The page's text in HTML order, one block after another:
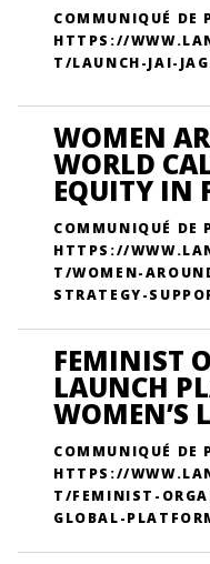
COMMUNIQUÉ DE
HTTPS://
T/LAUNCH-JAI-
WOMEN
WORLD
EQUITY IN
COMMUNIQUÉ DE
HTTPS://
T/WOMEN-
STRATEGY-
FEMINIST
LAUNCH
WOMEN’S
COMMUNIQUÉ DE
HTTPS://
T/FEMINIST-
GLOBAL-